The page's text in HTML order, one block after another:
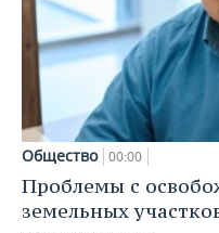
Общество 00:00
Проблемы с
земельных